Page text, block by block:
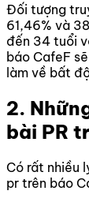
Đối tượng
61,46% và
đến 34 tuổi
báo CafeF
làm về bất
2.
bài PR
Có rất nhiều
pr trên báo